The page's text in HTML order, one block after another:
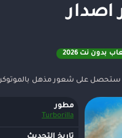
بدون نت 2026
ستحصل على شعور مذهل
مطور
Turborilla